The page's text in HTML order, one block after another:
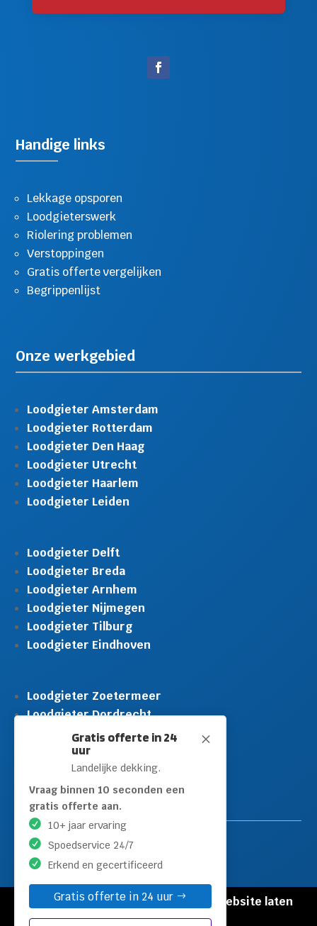
M
Gratis offerte in 24
uur
Landelijke dekking.
Vraag binnen 10 seconden een
gratis offerte aan.
10+ jaar ervaring
Spoedservice 24/7
Erkend en gecertificeerd
Gratis offerte in 24 uur
Handige links
Lekkage opsporen
Loodgieterswerk
Riolering problemen
Verstoppingen
Gratis offerte vergelijken
Begrippenlijst
Onze werkgebied
Loodgieter Amsterdam
Loodgieter Rotterdam
Loodgieter Den Haag
Loodgieter Utrecht
Loodgieter Haarlem
Loodgieter Leiden
Loodgieter Delft
Loodgieter Breda
Loodgieter Arnhem
Loodgieter Nijmegen
Loodgieter Tilburg
Loodgieter Eindhoven
Loodgieter Zoetermeer
Loodgieter Dordrecht
Loodgieter Rijswijk
Loodgieter Schiedam
Loodgieter Leidschendam
Loodgieter Hilversum
© Copyright Loodgieters Kwartier |
Website laten
maken door Flexamedia